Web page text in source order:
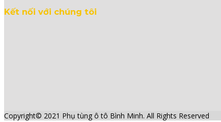
Kết nối với chúng tôi
Copyright© 2021 Phụ tùng ô tô Bình Minh. All Rights Reserved